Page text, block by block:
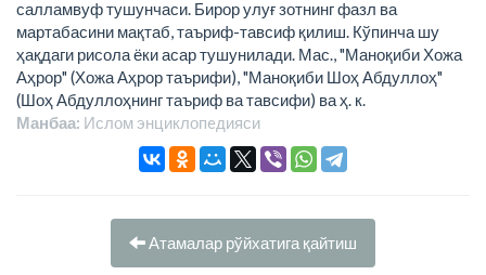
салламвуф тушунчаси. Бирор улуғ зотнинг фазл ва
мартабасини мақтаб, таъриф-тавсиф қилиш. Кўпинча шу
ҳақдаги рисола ёки асар тушунилади. Мас., "Маноқиби Хожа
Аҳрор" (Хожа Аҳрор таърифи), "Маноқиби Шоҳ Абдуллоҳ"
(Шоҳ Абдуллоҳнинг таъриф ва тавсифи) ва ҳ. к.
Манбаа: Ислом энциклопeдияси
Атамалар рўйхатига қайтиш